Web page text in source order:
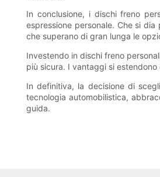
In conclusione, i dischi freno
espressione personale. Che si
che superano di gran lunga le
Investendo in dischi freno
più sicura. I vantaggi si
In definitiva, la decisione di
tecnologia automobilistica,
guida.